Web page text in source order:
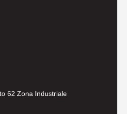
62 Zona Industriale